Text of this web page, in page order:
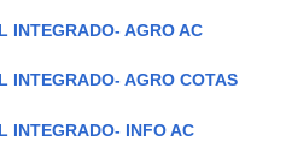
INTEGRADO- AGRO AC
INTEGRADO- AGRO COTAS
INTEGRADO- INFO AC